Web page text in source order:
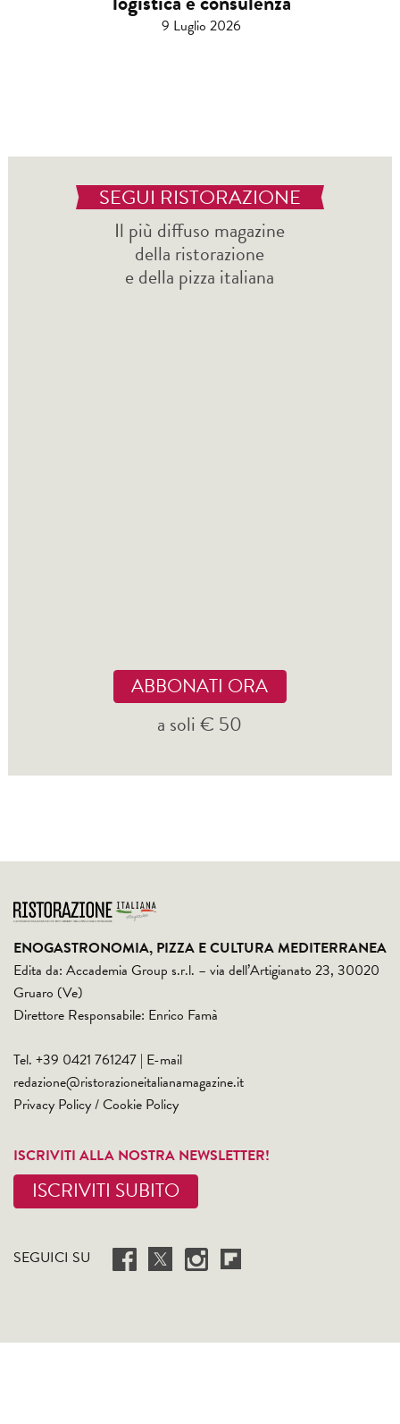
9 Luglio 2026
SEGUI RISTORAZIONE
Il più diffuso magazine
della ristorazione
e della pizza italiana
ABBONATI ORA
a soli € 50
ENOGASTRONOMIA, PIZZA E CULTURA MEDITERRANEA
Edita da: Accademia Group s.r.l. – via dell’Artigianato 23, 30020
Gruaro (Ve)
Direttore Responsabile: Enrico Famà
Tel. +39 0421 761247 | E-mail
redazione@ristorazioneitalianamagazine.it
Privacy Policy/Cookie Policy
ISCRIVITI ALLA NOSTRA NEWSLETTER!
ISCRIVITI SUBITO
SEGUICI SU